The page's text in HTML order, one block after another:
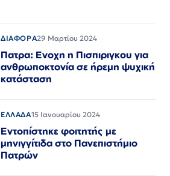
ΔΙΑΦΟΡΑ29 Μαρτίου 2024
Πατρα: Ενοχη η Πισπιριγκου για
ανθρωποκτονία σε ήρεμη ψυχική
κατάσταση
ΕΛΛΑΔΑ15 Ιανουαρίου 2024
Εντοπίστηκε φοιτητής με
μηνιγγίτιδα στο Πανεπιστήμιο
Πατρών